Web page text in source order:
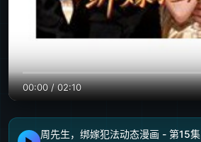
00:00/02:10
周先生，绑嫁犯法动态漫画 - 第15集